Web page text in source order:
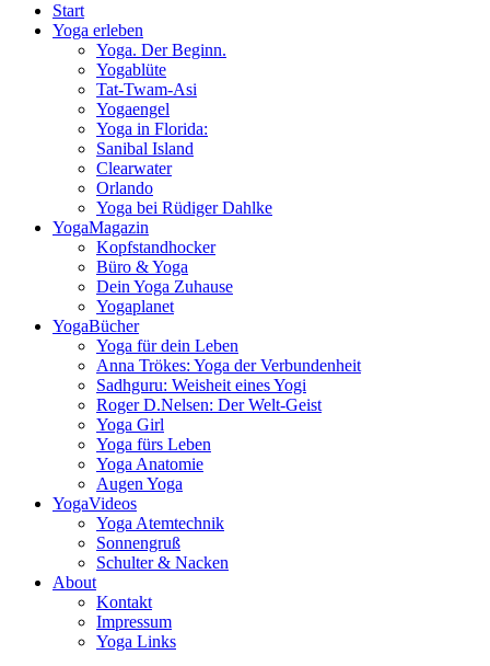
Start
Yoga erleben
Yoga. Der Beginn.
Yogablüte
Tat-Twam-Asi
Yogaengel
Yoga in Florida:
Sanibal Island
Clearwater
Orlando
Yoga bei Rüdiger Dahlke
YogaMagazin
Kopfstandhocker
Büro & Yoga
Dein Yoga Zuhause
Yogaplanet
YogaBücher
Yoga für dein Leben
Anna Trökes: Yoga der Verbundenheit
Sadhguru: Weisheit eines Yogi
Roger D.Nelsen: Der Welt-Geist
Yoga Girl
Yoga fürs Leben
Yoga Anatomie
Augen Yoga
YogaVideos
Yoga Atemtechnik
Sonnengruß
Schulter & Nacken
About
Kontakt
Impressum
Yoga Links